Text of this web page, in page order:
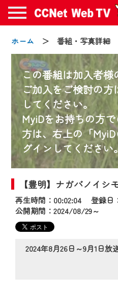
ホーム ＞ 番組・写真詳細
この番組は加入者様
ご加入をご検討の方
してください。
MyiDをお持ちの方
方は、右上の「
グインしてください
【豊明】ナガバノイシ
再生時間：00:02:04 登録日
公開期間：2024/08/29～
2024年8月26日～9月1日放
お
2024/09/02
動画配信サービス『
年9月24日からリニュ
【変更点】
◆デザイン変更によ
の動画コンテンツが一
◆当社アプリやＰＣ